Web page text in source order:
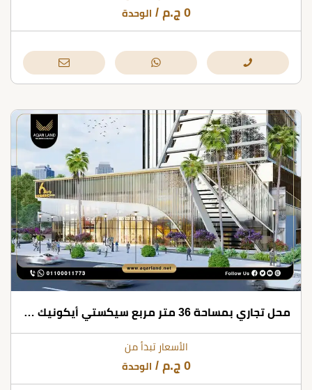
0 ج.م / الوحدة
محل تجاري بمساحة 36 متر مربع سيكستي أيكونيك تاور العاصمة الإدارية
الأسعار تبدأ من
0 ج.م / الوحدة